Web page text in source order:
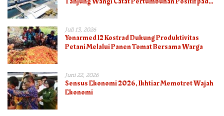
Juli 13, 2026
Yonarmed 12 Kostrad Dukung Produktivitas
Petani Melalui Panen Tomat Bersama Warga
Juni 22, 2026
Sensus Ekonomi 2026, Ikhtiar Memotret Wajah
Ekonomi